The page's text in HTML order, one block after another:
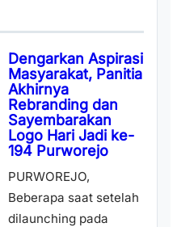
Dengarkan Aspirasi
Masyarakat, Panitia
Akhirnya
Rebranding dan
Sayembarakan
Logo Hari Jadi ke-
194 Purworejo
PURWOREJO,
Beberapa saat setelah
dilaunching pada